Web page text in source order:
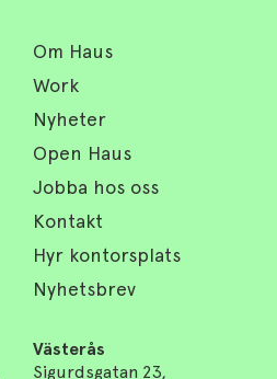
Om Haus
Work
Nyheter
Open Haus
Jobba hos oss
Kontakt
Hyr kontorsplats
Nyhetsbrev
Västerås
Sigurdsgatan 23,